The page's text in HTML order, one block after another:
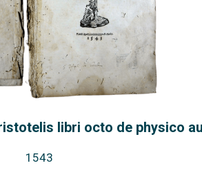
libri octo de physico
1543